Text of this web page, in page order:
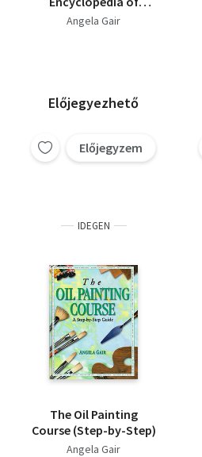
Painting and Drawing
Angela Gair
Előjegyezhető
Előjegyzem
IDEGEN
The Oil Painting
Course (Step-by-Step)
Angela Gair